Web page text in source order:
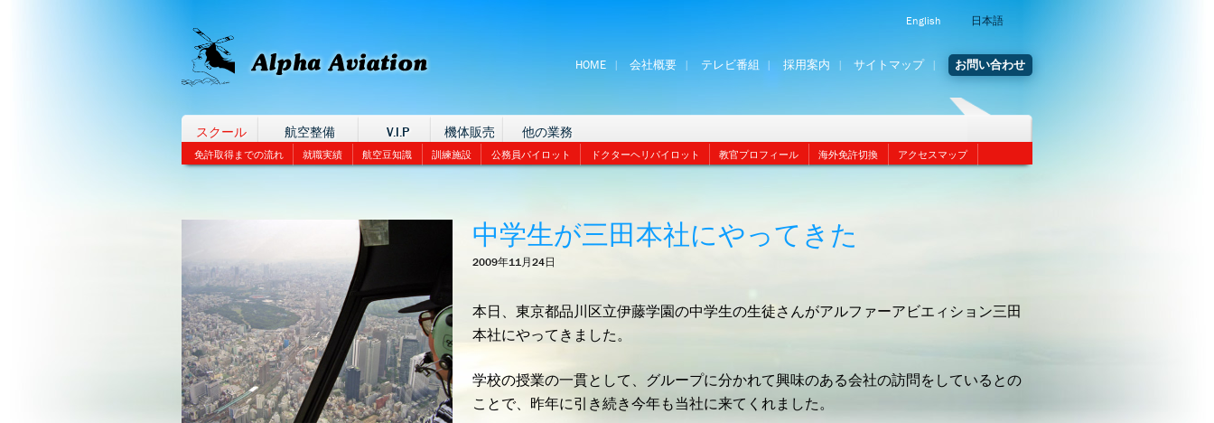
English 日本語
HOME 会社概要 テレビ番組 採用案内 サイトマップ お問い合わせ
スクール 航空整備 V.I.P 機体販売 他の業務
免許取得までの流れ 就職実績 航空豆知識 訓練施設 公務員パイロット ドクターヘリパイロット 教官プロフィール 海外免許切換 アクセスマップ
中学生が三田本社にやってきた
2009年11月24日
本日、東京都品川区立伊藤学園の中学生の生徒さんがアルファーアビエィション三田
本社にやってきました。
学校の授業の一貫として、グループに分かれて興味のある会社の訪問をしているとの
ことで、昨年に引き続き今年も当社に来てくれました。